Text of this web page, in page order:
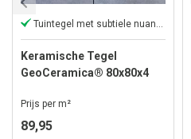
Tuintegel met subtiele nuances
Keramische Tegel
GeoCeramica® 80x80x4
Prijs per m²
89,95